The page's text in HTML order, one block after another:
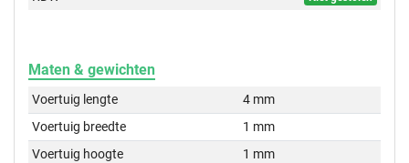
Maten & gewichten
Voertuig lengte
4 mm
Voertuig breedte
1 mm
Voertuig hoogte
1 mm